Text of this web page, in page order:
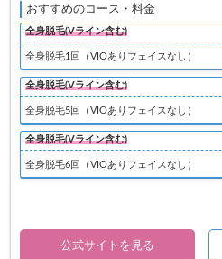
おすすめのコース・料金
全身脱毛(Vライン含む)
全身脱毛1回（VIOありフェイスなし）
全身脱毛(Vライン含む)
全身脱毛5回（VIOありフェイスなし）
全身脱毛(Vライン含む)
全身脱毛6回（VIOありフェイスなし）
公式サイトを見る